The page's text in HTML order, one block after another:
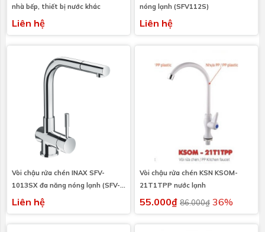
nhà bếp, thiết bị nước khác
Liên hệ
nóng lạnh (SFV112S)
Liên hệ
Vòi chậu rửa chén INAX SFV-
1013SX đa năng nóng lạnh (SFV-
1013SX)
Liên hệ
Vòi chậu rửa chén KSN KSOM-
21T1TPP nước lạnh
55.000₫ 86.000₫ 36%